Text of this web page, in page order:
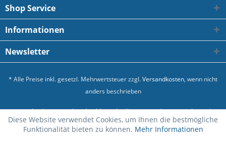
Shop Service
Informationen
Newsletter
* Alle Preise inkl. gesetzl. Mehrwertsteuer zzgl.Versandkosten, wenn nicht
anders beschrieben
Kontakt Versand und Zahlungsbedingungen
Datenschutz
Allgemeine Geschäftsbedingungen
Impressum
Diese Website verwendet Cookies, um Ihnen die bestmögliche
Funktionalität bieten zu können. Mehr Informationen